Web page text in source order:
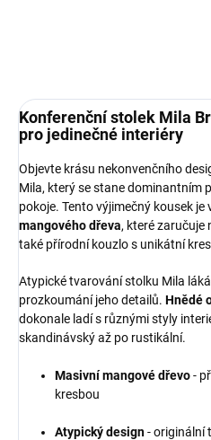
Konferenční stolek Mila
pro jedinečné interiéry
Objevte krásu nekonvenčního
Mila, který se stane dominantním
pokoje. Tento výjimečný kousek je
mangového dřeva, které zaručuje
také přírodní kouzlo s unikátní
Atypické tvarování stolku Mila
prozkoumání jeho detailů. Hnědé
dokonale ladí s různými styly
skandinávský až po rustikální.
Masivní mangové dřevo-
kresbou
Atypický design- originální